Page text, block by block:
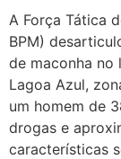
A Força Tática
BPM)
de maconha no
Lagoa Azul,
um homem de
drogas e
características